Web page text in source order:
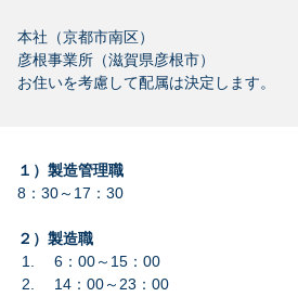
本社（京都市南区）
彦根事業所（滋賀県彦根市）
お住いを考慮して配属は決定します。
１）製造管理職
8：30～17：30
２）製造職
6：00～15：00
14：00～23：00